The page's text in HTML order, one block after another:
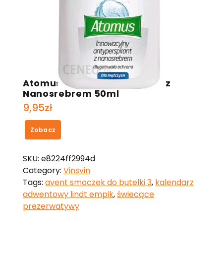
Atomus Dezodorant Roll-On z
Nanosrebrem 50ml
9,95zł
Zobacz
SKU: e8224ff2994d
Category: Vinsvin
Tags: avent smoczek do butelki 3, kalendarz
adwentowy lindt empik,świecące
prezerwatywy